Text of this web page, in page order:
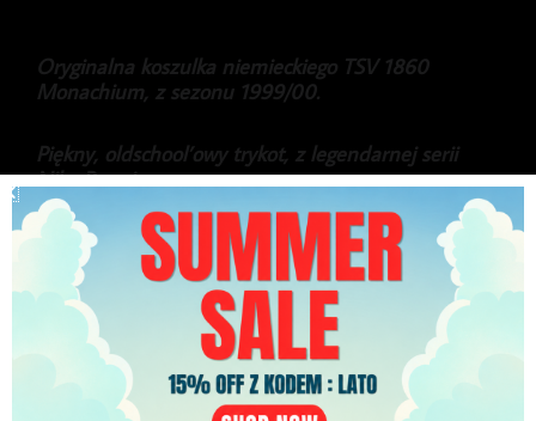
Oryginalna koszulka niemieckiego TSV 1860
Monachium, z sezonu 1999/00.
Piękny, oldschool’owy trykot, z legendarnej serii
Nike Premier.
Koszulka w wersji z długim rękawem, dodatkowo
jest to wersja Player Issue (przygotowana dla
zawodnika).
399.99zł